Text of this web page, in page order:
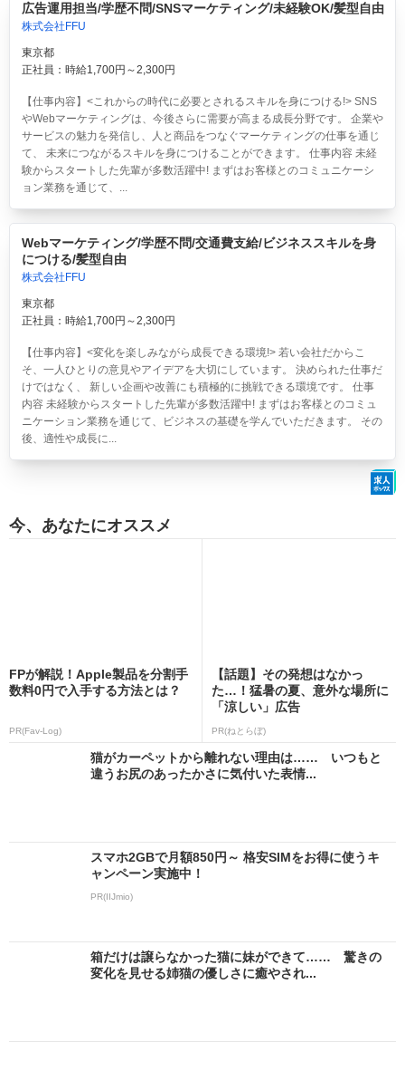
広告運用担当/学歴不問/SNSマーケティング/未経験OK/髪型自由
株式会社FFU
東京都
正社員：時給1,700円～2,300円
【仕事内容】<これからの時代に必要とされるスキルを身につける!> SNS
やWebマーケティングは、今後さらに需要が高まる成長分野です。 企業や
サービスの魅力を発信し、人と商品をつなぐマーケティングの仕事を通じ
て、 未来につながるスキルを身につけることができます。 仕事内容 未経
験からスタートした先輩が多数活躍中! まずはお客様とのコミュニケーシ
ョン業務を通じて、...
Webマーケティング/学歴不問/交通費支給/ビジネススキルを身
につける/髪型自由
株式会社FFU
東京都
正社員：時給1,700円～2,300円
【仕事内容】<変化を楽しみながら成長できる環境!> 若い会社だからこ
そ、一人ひとりの意見やアイデアを大切にしています。 決められた仕事だ
けではなく、 新しい企画や改善にも積極的に挑戦できる環境です。 仕事
内容 未経験からスタートした先輩が多数活躍中! まずはお客様とのコミュ
ニケーション業務を通じて、ビジネスの基礎を学んでいただきます。 その
後、適性や成長に...
今、あなたにオススメ
FPが解説！Apple製品を分割手
数料0円で入手する方法とは？
PR(Fav-Log)
【話題】その発想はなかっ
た…！猛暑の夏、意外な場所に
「涼しい」広告
PR(ねとらぼ)
猫がカーペットから離れない理由は…… いつもと
違うお尻のあったかさに気付いた表情...
スマホ2GBで月額850円～ 格安SIMをお得に使うキ
ャンペーン実施中！
PR(IIJmio)
箱だけは譲らなかった猫に妹ができて…… 驚きの
変化を見せる姉猫の優しさに癒やされ...